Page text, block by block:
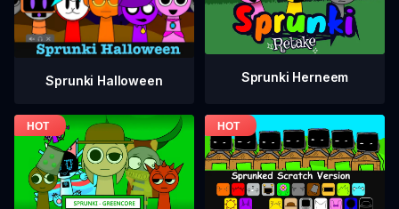
Sprunki Halloween Sprunki Herneem